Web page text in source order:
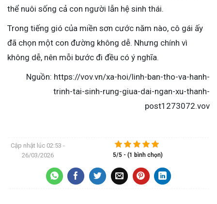
thể nuôi sống cả con người lẫn hệ sinh thái.
Trong tiếng gió của miền sơn cước năm nào, cô gái ấy
đã chọn một con đường không dễ. Nhưng chính vì
không dễ, nên mỗi bước đi đều có ý nghĩa.
Nguồn: https://vov.vn/xa-hoi/linh-ban-tho-va-hanh-
trinh-tai-sinh-rung-giua-dai-ngan-xu-thanh-
post1273072.vov
Cập nhật lúc 02:53 -
26/03/2026
5/5 - (1 bình chọn)